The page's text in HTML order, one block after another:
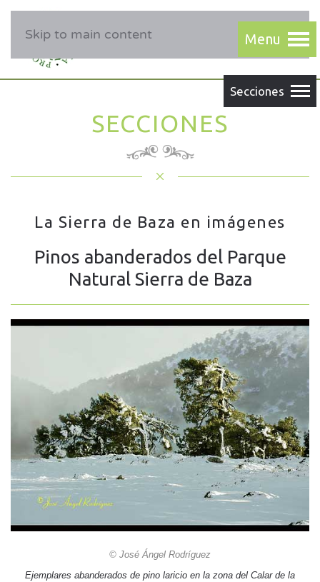
Skip to main content
SECCIONES
La Sierra de Baza en imágenes
Pinos abanderados del Parque
Natural Sierra de Baza
© José Ángel Rodríguez
Ejemplares abanderados de pino laricio en la zona del Calar de la